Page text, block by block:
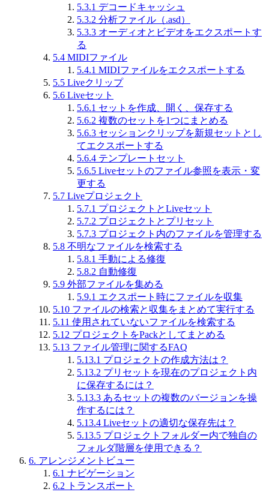
5.3.1 デコードキャッシュ
5.3.2 分析ファイル（.asd）
5.3.3 オーディオとビデオをエクスポートす
る
5.4 MIDIファイル
5.4.1 MIDIファイルをエクスポートする
5.5 Liveクリップ
5.6 Liveセット
5.6.1 セットを作成、開く、保存する
5.6.2 複数のセットを1つにまとめる
5.6.3 セッションクリップを新規セットとし
てエクスポートする
5.6.4 テンプレートセット
5.6.5 Liveセットのファイル参照を表示・変
更する
5.7 Liveプロジェクト
5.7.1 プロジェクトとLiveセット
5.7.2 プロジェクトとプリセット
5.7.3 プロジェクト内のファイルを管理する
5.8 不明なファイルを検索する
5.8.1 手動による修復
5.8.2 自動修復
5.9 外部ファイルを集める
5.9.1 エクスポート時にファイルを収集
5.10 ファイルの検索と収集をまとめて実行する
5.11 使用されていないファイルを検索する
5.12 プロジェクトをPackとしてまとめる
5.13 ファイル管理に関するFAQ
5.13.1 プロジェクトの作成方法は？
5.13.2 プリセットを現在のプロジェクト内
に保存するには？
5.13.3 あるセットの複数のバージョンを操
作するには？
5.13.4 Liveセットの適切な保存先は？
5.13.5 プロジェクトフォルダー内で独自の
フォルダ階層を使用できる？
6. アレンジメントビュー
6.1 ナビゲーション
6.2 トランスポート